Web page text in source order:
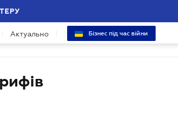
Актуально Бізнес під час війни